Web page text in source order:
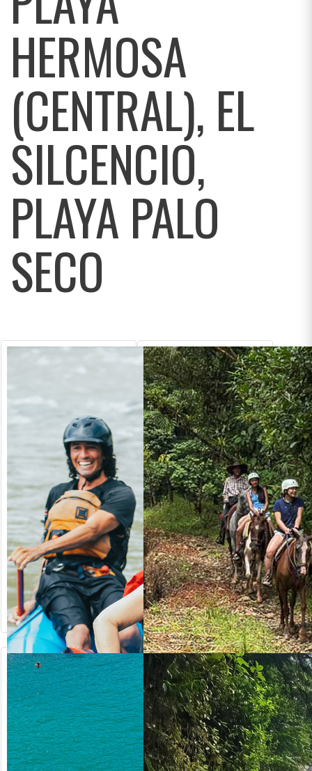
HERMOSA
(CENTRAL), EL
SILCENCIO,
PLAYA PALO
SECO